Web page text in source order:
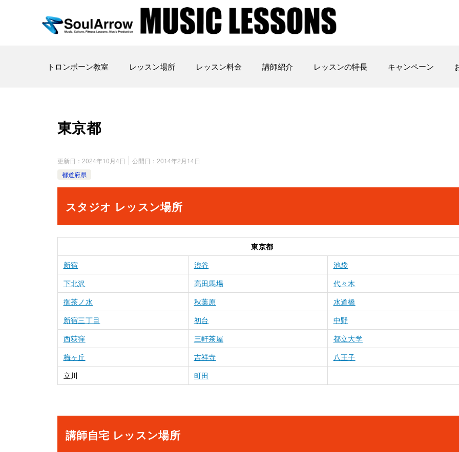
トロンボーン教室 レッスン場所 レッスン料金 講師紹介 レッスンの特長 キャンペーン
東京都
更新日： 2024年10月4日 公開日： 2014年2月14日
都道府県
スタジオ レッスン場所
東京都
新宿
渋谷
池袋
下北沢
高田馬場
代々木
御茶ノ水
秋葉原
水道橋
新宿三丁目
初台
中野
西荻窪
三軒茶屋
都立大学
梅ヶ丘
吉祥寺
八王子
立川
町田
講師自宅 レッスン場所